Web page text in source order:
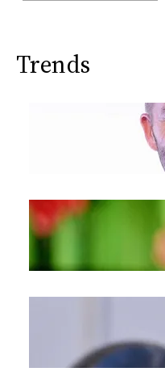
Trends